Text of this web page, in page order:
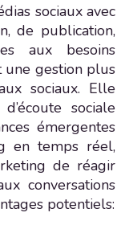
sociaux avec
de publication,
aux besoins
une gestion plus
sociaux. Elle
sociale
émergentes
en temps réel,
de réagir
conversations
potentiels: